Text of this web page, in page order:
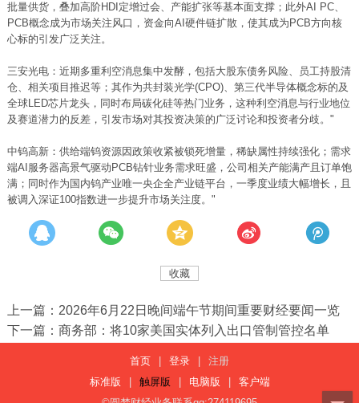
批量供货，叠加高阶HDI定增过会、产能扩张等基本面支撑；此外AI PC、
PCB概念成为市场关注风口，资金向AI硬件链扩散，使其成为PCB方向核
心标的引发广泛关注。
三安光电：近期多重利空消息集中发酵，包括大股东债务风险、员工持股清
仓、相关项目推迟等；其作为共封装光学(CPO)、第三代半导体概念标的及
全球LED芯片龙头，同时布局碳化硅等热门业务，这种利空消息与行业地位
及赛道潜力的反差，引发市场对其投资决策的广泛讨论和投资者分歧。"
中钨高新：供给端钨资源因政策收紧被锁死增量，稀缺属性持续强化；需求
端AI服务器高景气驱动PCB钻针业务需求旺盛，公司相关产能满产且订单饱
满；同时作为国内钨产业唯一央企全产业链平台，一季度业绩大幅增长，且
被调入深证100指数进一步提升市场关注度。"
收藏
上一篇：2026年6月22日晚间端午节期间重要财经要闻一览
下一篇：商务部：将10家美国实体列入出口管制管控名单
首页 登录
注册
标准版
触屏版 电脑版
客户端